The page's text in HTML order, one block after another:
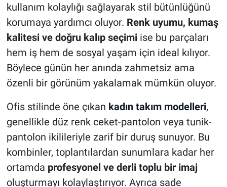
kullanım kolaylığı sağlayarak stil bütünlüğünü
korumaya yardımcı oluyor. Renk uyumu, kumaş
kalitesi ve doğru kalıp seçimiise bu parçaları
hem iş hem de sosyal yaşam için ideal kılıyor.
Böylece günün her anında zahmetsiz ama
özenli bir görünüm yakalamak mümkün oluyor.
Ofis stilinde öne çıkan kadın takım modelleri,
genellikle düz renk ceket-pantolon veya tunik-
pantolon ikilileriyle zarif bir duruş sunuyor. Bu
kombinler, toplantılardan sunumlara kadar her
ortamda profesyonel ve derli toplu bir imaj
oluşturmayı kolaylaştırıyor. Ayrıca sade